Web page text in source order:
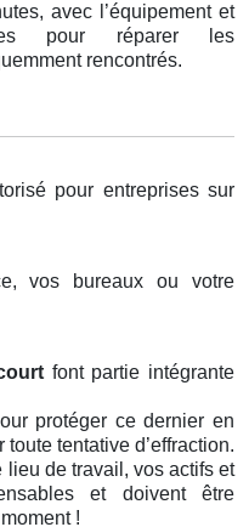
avec l’équipement et
pour réparer les
rencontrés.
pour entreprises sur
vos bureaux ou votre
font partie intégrante
protéger ce dernier en
tentative d’effraction.
de travail, vos actifs et
et doivent être
!